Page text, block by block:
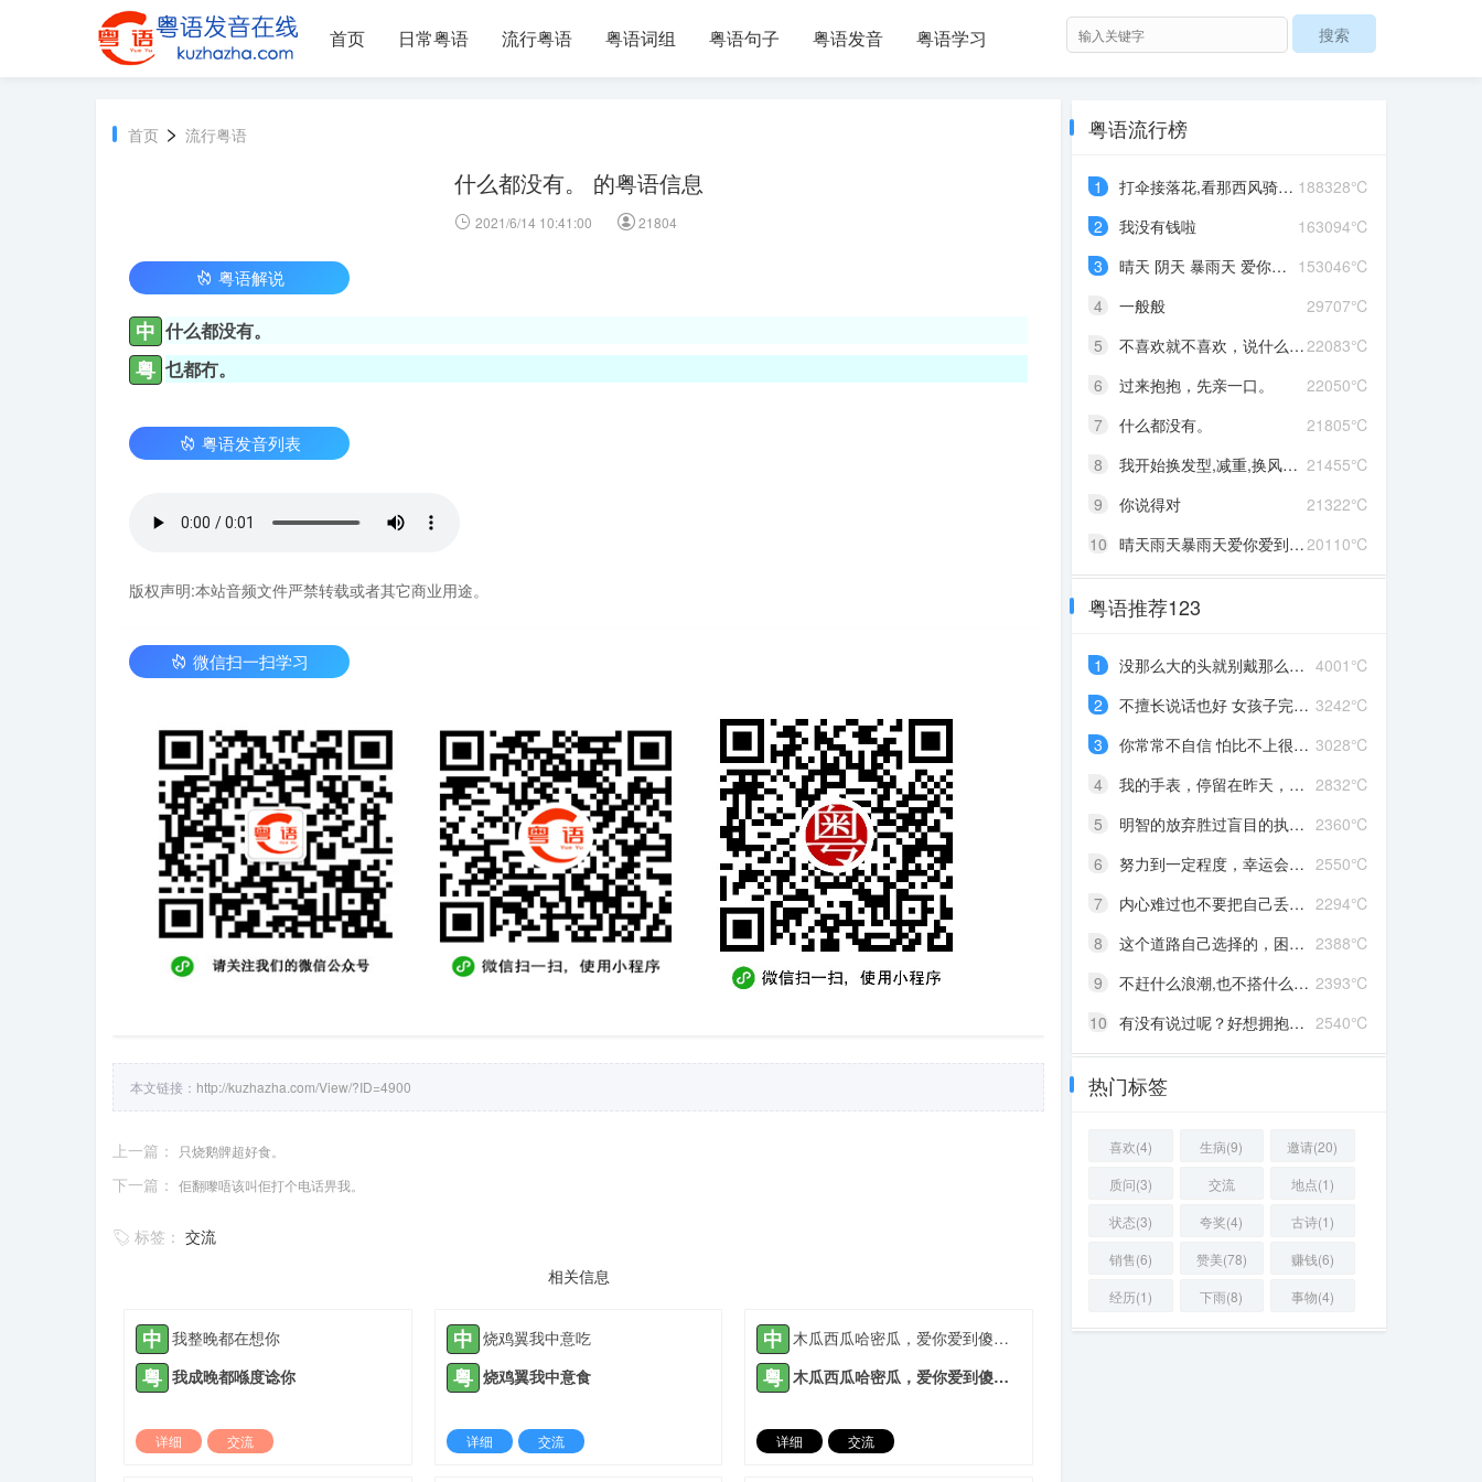
首页 日常粤语 流行粤语 粤语词组 粤语句子 粤语发音 粤语学习
首页 > 流行粤语
什么都没有。 的粤语信息
2021/6/14 10:41:00 21804
粤语解说
中 什么都没有。
粤 乜都冇。
粤语发音列表
版权声明:本站音频文件严禁转载或者其它商业用途。
微信扫一扫学习
本文链接： http://kuzhazha.com/View/?ID=4900
上一篇： 只烧鹅髀超好食。
下一篇： 佢翻嚟唔该叫佢打个电话畀我。
标签： 交流
相关信息
中 我整晚都在想你
粤 我成晚都喺度谂你
详细
交流
中 烧鸡翼我中意吃
粤 烧鸡翼我中意食
详细
交流
中 木瓜西瓜哈密瓜，爱你爱到傻瓜瓜
粤 木瓜西瓜哈密瓜，爱你爱到傻瓜瓜
详细
交流
粤语流行榜
188328℃
1
打伞接落花,看那西风骑瘦马
163094℃
2
我没有钱啦
153046℃
3
晴天 阴天 暴雨天 爱你爱到发晒颠
29707℃
4
一般般
22083℃
5
不喜欢就不喜欢，说什么对不起
22050℃
6
过来抱抱，先亲一口。
21805℃
7
什么都没有。
21455℃
8
我开始换发型,减重,换风格,开始往前走,不好意思啊这一次,我一定要赢
21322℃
9
你说得对
20110℃
10 晴天雨天暴雨天爱你爱到发了颠
粤语推荐123
4001℃
1
没那么大的头就别戴那么大的帽
3242℃
2
不擅长说话也好 女孩子完全沉浸在自己喜欢的事情里 最可爱了 剩下的我会圆场
3028℃
3
你常常不自信 怕比不上很多人 但我觉得你就是最好的 怎么都好 我想告诉你 我对你的爱是兜底 是连你自己都不喜欢自己的时候 还有我来爱你
2832℃
4
我的手表，停留在昨天，从此你赶路，我赶时间
2360℃
5
明智的放弃胜过盲目的执着，去吹吹风吧，能清醒的话感冒也没关系。
2550℃
6
努力到一定程度，幸运会不期而至
2294℃
7
内心难过也不要把自己丢在黑暗中，无限放大自己的情绪。按时睡觉，好好吃饭，洗个热乎的澡，喝甜甜的奶茶。看看长河落日，花朵树木，驱逐丧气再努力奔跑，生活到处是发光的星星。
2388℃
8
这个道路自己选择的，困难多大都不要哭啦
2393℃
9
不赶什么浪潮,也不搭什么船,我自己有海
2540℃
10 有没有说过呢？好想拥抱你啊！
热门标签
喜欢(4) 生病(9)
邀请(20)
质问(3)
交流
(12440)
地点(1)
状态(3)
夸奖(4)
古诗(1)
销售(6)
赞美(78)
赚钱(6)
经历(1)
下雨(8) 事物(4)